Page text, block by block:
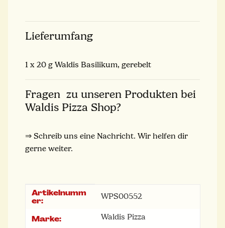
Lieferumfang
1 x 20 g Waldis Basilikum, gerebelt
Fragen zu unseren Produkten bei
Waldis Pizza Shop?
⇒ Schreib uns eine Nachricht. Wir helfen dir
gerne weiter.
Produkteigenschaft
Wert
Artikelnumm
er:
WPS00552
Marke: Waldis Pizza